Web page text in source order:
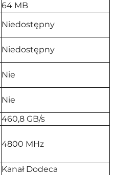
64 MB
Niedostępny
Niedostępny
Nie
Nie
460,8 GB/s
4800 MHz
Kanał Dodeca